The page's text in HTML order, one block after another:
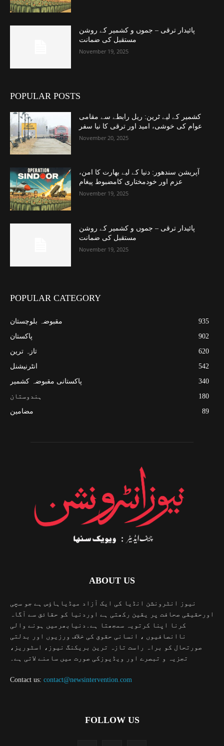
پائیدار ترقی – جموں و کشمیر کے روشن
مستقبل کی ضمانت
November 19, 2025
POPULAR POSTS
کشمیر کے لیے ٹرین: ریل رابطے سے مقامی
عوام کی خوشی، امید اور ترقی کا نیا سفر
November 20, 2025
آپریشن سندھور: دنیا کے لیے بھارت کا امن،
عزم اور خودمختاری کامضبوط پیغام
November 19, 2025
پائیدار ترقی – جموں و کشمیر کے روشن
مستقبل کی ضمانت
November 19, 2025
POPULAR CATEGORY
مقبوضہ بلوچستان
935
پاکستان
902
تازہ ترین
620
انٹرنیشنل
542
پاکستانی مقبوضہ کشمیر
340
ہندوستان
180
مضامین
89
ABOUT US
نیوز انٹرونشن انڈیا کی ایک آزاد میڈیاہاؤس ہے جو سچی
اورحقیقی صحافت پر یقین رکھتی ہے اوردنیا کو حقائق سے آگاہ
کرنا اپنا کرتویہ سمجھتا ہے۔دنیابھرمیں ہونے والی
ناانصافیوں ، انسانی حقوق کی خلاف ورزیوں اور بدلتی
صورتحال کو براہ راست تازہ ترین بریکنگ نیوز، اسٹوریز،
تجزیہ و تبصرے اور ویڈیوزکی صورت میں سامنے لاتی ہے۔
Contact us: contact@newsintervention.com
FOLLOW US